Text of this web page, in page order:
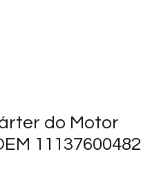
do Motor
11137600482